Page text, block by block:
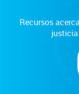
Recursos
justicia